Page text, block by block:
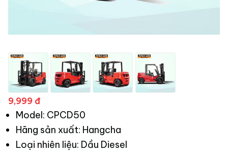
9,999 đ
Model: CPCD50
Hãng sản xuất: Hangcha
Loại nhiên liệu: Dầu Diesel